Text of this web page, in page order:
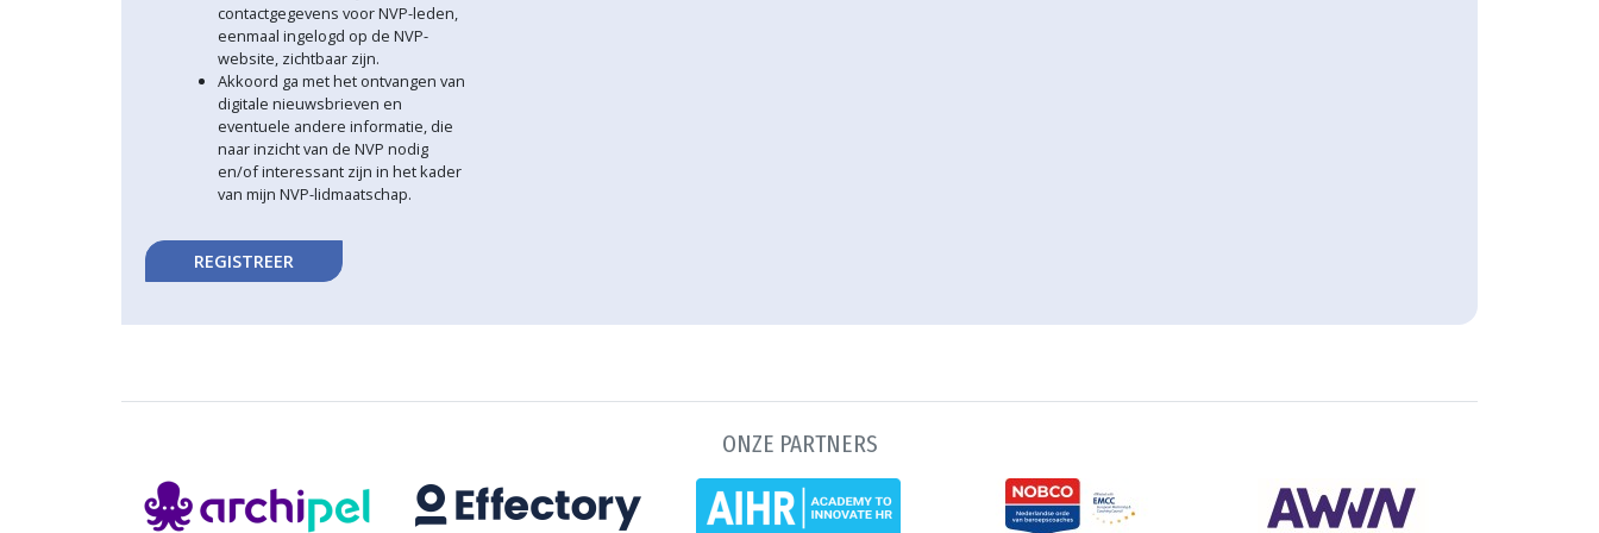
contactgegevens voor NVP-leden,
eenmaal ingelogd op de NVP-
website, zichtbaar zijn.
Akkoord ga met het ontvangen van
digitale nieuwsbrieven en
eventuele andere informatie, die
naar inzicht van de NVP nodig
en/of interessant zijn in het kader
van mijn NVP-lidmaatschap.
REGISTREER
ONZE PARTNERS